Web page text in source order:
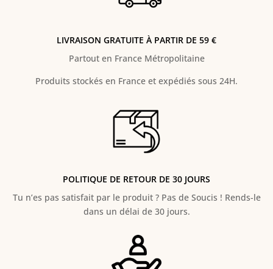
LIVRAISON GRATUITE À PARTIR DE 59 €
Partout en France Métropolitaine
Produits stockés en France et expédiés sous 24H.
POLITIQUE DE RETOUR DE 30 JOURS
Tu n’es pas satisfait par le produit ? Pas de Soucis ! Rends-le
dans un délai de 30 jours.